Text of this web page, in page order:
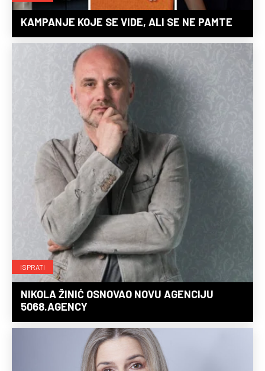
KAMPANJE KOJE SE VIDE, ALI SE NE PAMTE
ISPRATI
NIKOLA ŽINIĆ OSNOVAO NOVU AGENCIJU
5068.AGENCY